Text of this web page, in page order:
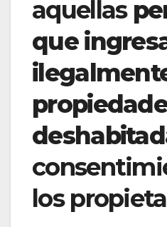
aquellas
que
los